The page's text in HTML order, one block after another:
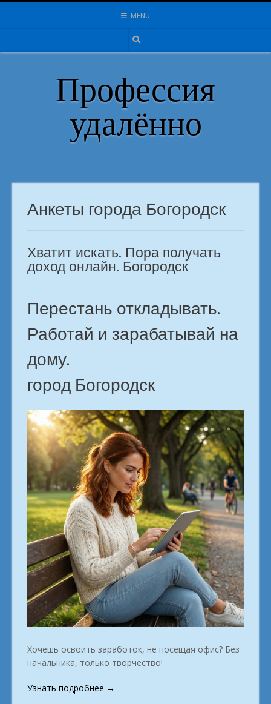
Skip
MENU
Профессия
удалённо
Анкеты города Богородск
Хватит искать. Пора получать
доход онлайн. Богородск
Перестань откладывать.
Работай и зарабатывай на
дому.
город Богородск
Хочешь освоить заработок, не посещая офис? Без
начальника, только творчество!
Узнать подробнее «Хватит
→